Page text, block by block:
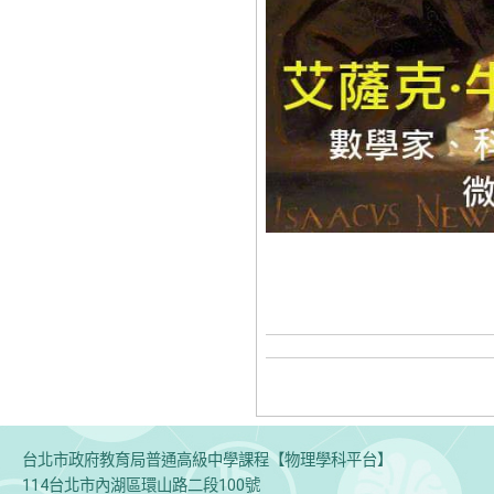
台北市政府教育局普通高級中學課程【物理學科平台】
114台北市內湖區環山路二段100號